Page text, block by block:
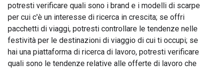
potresti verificare quali sono i brand e i modelli di scarpe
per cui c'è un interesse di ricerca in crescita; se offri
pacchetti di viaggi, potresti controllare le tendenze nelle
festività per le destinazioni di viaggio di cui ti occupi; se
hai una piattaforma di ricerca di lavoro, potresti verificare
quali sono le tendenze relative alle offerte di lavoro che